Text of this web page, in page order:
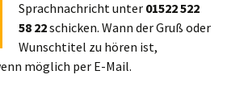
Sprachnachricht unter 01522 522
58 22schicken. Wann der Gruß oder
Wunschtitel zu hören ist,
möglich per E-Mail.